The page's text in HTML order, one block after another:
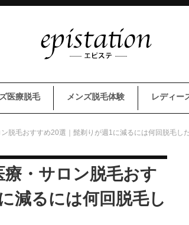
医療脱毛 メンズ脱毛体験 レディー
脱毛おすすめ20選｜髭剃りが週1に減るには何回脱毛し
・サロン脱毛おす
減るには何回脱毛し